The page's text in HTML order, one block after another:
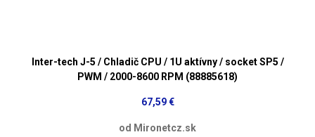
Inter-tech J-5 / Chladič CPU / 1U aktívny / socket SP5 /
PWM / 2000-8600 RPM (88885618)
67,59 €
od Mironetcz.sk